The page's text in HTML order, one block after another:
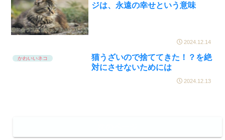
ジは、永遠の幸せという意味
2024.12.14
かわいいネコ
猫うざいので捨ててきた！？を絶
対にさせないためには
2024.12.13